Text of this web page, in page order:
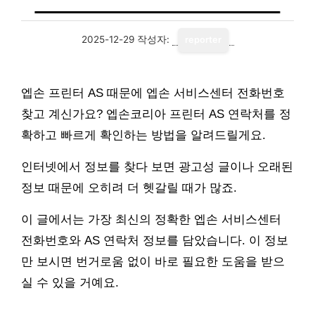
2025-12-29 작성자:
엡손 프린터 AS 때문에 엡손 서비스센터 전화번호
찾고 계신가요? 엡손코리아 프린터 AS 연락처를 정
확하고 빠르게 확인하는 방법을 알려드릴게요.
인터넷에서 정보를 찾다 보면 광고성 글이나 오래된
정보 때문에 오히려 더 헷갈릴 때가 많죠.
이 글에서는 가장 최신의 정확한 엡손 서비스센터
전화번호와 AS 연락처 정보를 담았습니다. 이 정보
만 보시면 번거로움 없이 바로 필요한 도움을 받으
실 수 있을 거예요.